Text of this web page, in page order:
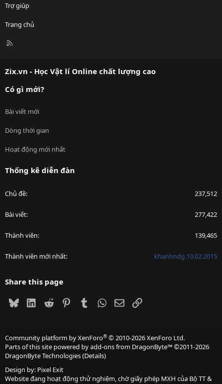
Trợ giúp
Trang chủ
R
Zix.vn - Học Vật lí Online chất lượng cao
Có gì mới?
Bài viết mới
Dòng thời gian
Hoạt động mới nhất
Thống kê diễn đàn
Chủ đề 237,512
Bài viết 277,422
Thành viên 139,465
Thành viên mới nhất khanhndg.10.02.2015
Share this page
BlueskyLinkedIn
Reddit PinterestTumblrWhatsApp
EmailLink
Community platform by XenForo® © 2010-2026 XenForo Ltd.
Parts of this site powered byadd-ons from DragonByte™©2011-2026
DragonByte Technologies(Details)
Design by: Pixel Exit
Website đang hoạt động thử nghiệm, chờ giấy phép MXH của Bộ TT &